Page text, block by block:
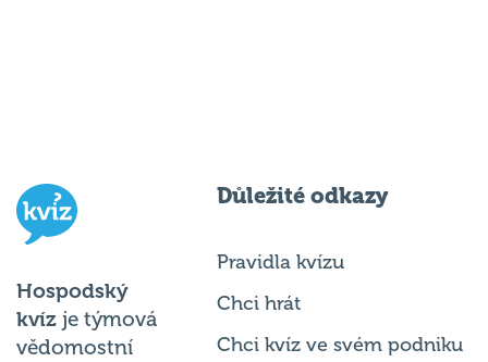
Hospodský
kvíz je týmová
vědomostní
Důležité odkazy
Pravidla kvízu
Chci hrát
Chci kvíz ve svém podniku